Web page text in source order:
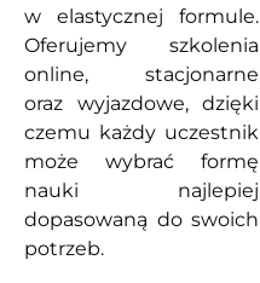
w elastycznej formule.
Oferujemy szkolenia
online, stacjonarne
oraz wyjazdowe, dzięki
czemu każdy uczestnik
może wybrać formę
nauki najlepiej
dopasowaną do swoich
potrzeb.